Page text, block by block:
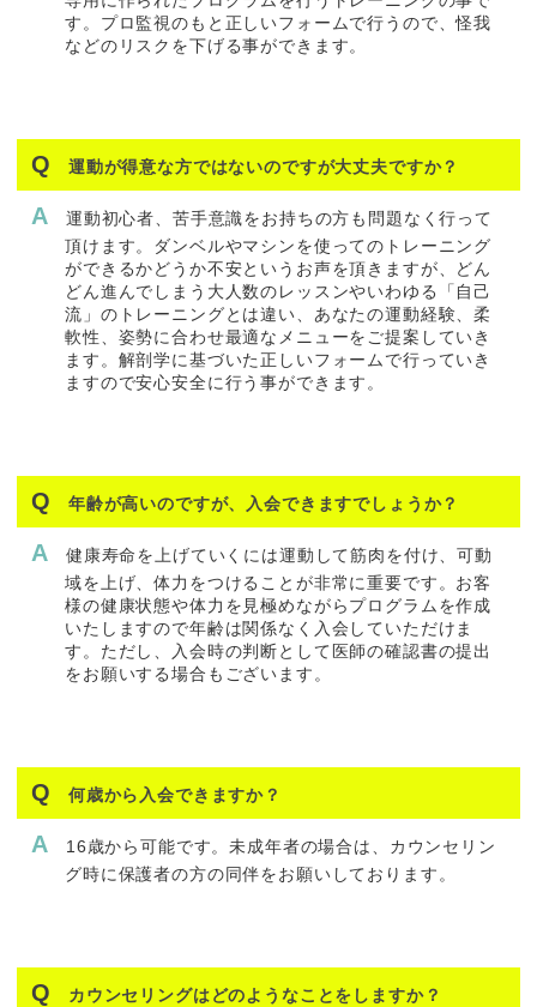
す。プロ監視のもと正しいフォームで行うので、怪我
などのリスクを下げる事ができます。
運動が得意な方ではないのですが大丈夫ですか？
運動初心者、苦手意識をお持ちの方も問題なく行って
頂けます。ダンベルやマシンを使ってのトレーニング
ができるかどうか不安というお声を頂きますが、どん
どん進んでしまう大人数のレッスンやいわゆる「自己
流」のトレーニングとは違い、あなたの運動経験、柔
軟性、姿勢に合わせ最適なメニューをご提案していき
ます。解剖学に基づいた正しいフォームで行っていき
ますので安心安全に行う事ができます。
年齢が高いのですが、入会できますでしょうか？
健康寿命を上げていくには運動して筋肉を付け、可動
域を上げ、体力をつけることが非常に重要です。お客
様の健康状態や体力を見極めながらプログラムを作成
いたしますので年齢は関係なく入会していただけま
す。ただし、入会時の判断として医師の確認書の提出
をお願いする場合もございます。
何歳から入会できますか？
16歳から可能です。未成年者の場合は、カウンセリン
グ時に保護者の方の同伴をお願いしております。
カウンセリングはどのようなことをしますか？